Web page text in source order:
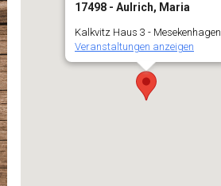
17498 - Aulrich, Maria
Kalkvitz Haus 3 - Mesekenhagen
Veranstaltungen anzeigen